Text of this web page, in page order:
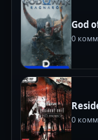
God
0
0